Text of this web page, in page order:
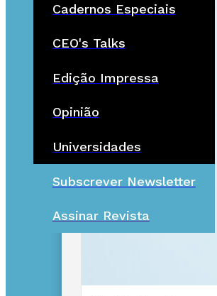
Cadernos Especiais
CEO's Talks
Edição Impressa
Opinião
Universidades
Subscrever Newsletter
Assinar Revista